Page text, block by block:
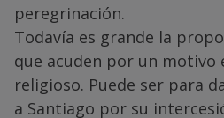
peregrinación.
Todavía es grande la
que acuden por un
religioso. Puede ser para
a Santiago por su